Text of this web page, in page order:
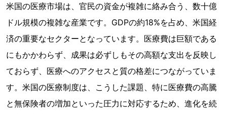
米国の医療市場は、官民の資金が複雑に絡み合う、数十億
ドル規模の複雑な産業です。GDPの約18%を占め、米国経
済の重要なセクターとなっています。医療費は巨額である
にもかかわらず、成果は必ずしもその高額な支出を反映し
ておらず、医療へのアクセスと質の格差につながっていま
す。米国の医療制度は、こうした課題、特に医療費の高騰
と無保険者の増加といった圧力に対応するため、進化を続